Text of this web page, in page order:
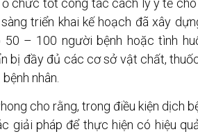
chức tốt công tác cách ly y tế
triển khai kế hoạch đã xây
– 100 người bệnh hoặc tình
bị đầy đủ các cơ sở vật chất,
nhân.
cho rằng, trong điều kiện dịch
giải pháp để thực hiện có hiệu